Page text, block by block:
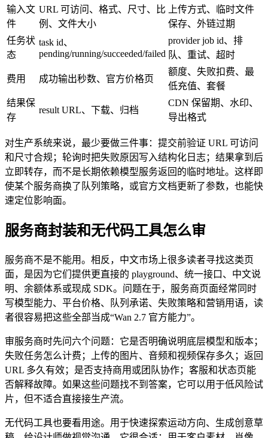
输入文
件
URL 可访问、格式、尺寸、比
例、文件大小
上传方式、临时文件
保存、外链过期
任务状
态
task id、
pending/running/succeeded/failed
provider job id、排
队、重试、超时
费用 成功输出秒数、官方价格页
额度、失败扣费、最
低充值、套餐
结果保
存
result URL、下载、归档
CDN 保留期、水印、
导出格式
对生产系统来说，最少要做三件事：提交前验证 URL 可访问
和尺寸合规；轮询时把失败原因写入结构化日志；结果拿到后
立即转存，而不是长期依赖模型服务返回的临时地址。这样即
使某个服务商换了队列策略，或官方文档更新了参数，也能快
速定位影响面。
服务商封装和无代码工具怎么审
服务商不是不能用。相反，中文市场上很多读者寻找这类页
面，是因为它们提供更直接的 playground、统一接口、中文说
明、余额体系或现成 SDK。问题在于，服务商页面经常同时
写模型能力、平台价格、队列承诺、失败策略和营销用语，读
者很容易把这些全部当成“Wan 2.7 官方能力”。
审服务商时先问六个问题：它是否明确说明底层模型和版本；
失败任务怎么计费；上传的图片、音频和视频保存多久；返回
URL 多久有效；是否支持商用或团队协作；客服和状态页能
否解释故障。如果这些问题找不到答案，它可以用于低风险试
片，但不适合直接接生产流。
无代码工具也要看用途。用于快速探索运动方向、生成创意草